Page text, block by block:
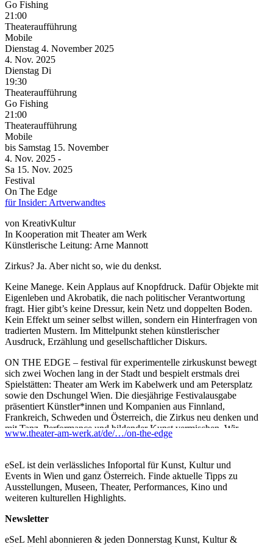
Go Fishing
21:00
Theateraufführung
Mobile
Dienstag 4. November 2025
4. Nov. 2025
Dienstag Di
19:30
Theateraufführung
Go Fishing
21:00
Theateraufführung
Mobile
bis Samstag 15. November
4. Nov. 2025 -
Sa 15. Nov. 2025
Festival
On The Edge
für Insider: Artverwandtes
von KreativKultur
In Kooperation mit Theater am Werk
Künstlerische Leitung: Arne Mannott
Zirkus? Ja. Aber nicht so, wie du denkst.
Keine Manege. Kein Applaus auf Knopfdruck. Dafür Objekte mit
Eigenleben und Akrobatik, die nach politischer Verantwortung
fragt. Hier gibt’s keine Dressur, kein Netz und doppelten Boden.
Kein Effekt um seiner selbst willen, sondern ein Hinterfragen von
tradierten Mustern. Im Mittelpunkt stehen künstlerischer
Ausdruck, Erzählung und gesellschaftlicher Diskurs.
ON THE EDGE – festival für experimentelle zirkuskunst bewegt
sich zwei Wochen lang in der Stadt und bespielt erstmals drei
Spielstätten: Theater am Werk im Kabelwerk und am Petersplatz
sowie den Dschungel Wien. Die diesjährige Festivalausgabe
präsentiert Künstler*innen und Kompanien aus Finnland,
Frankreich, Schweden und Österreich, die Zirkus neu denken und
mit Tanz, Performance und bildender Kunst vermischen. Wir
starten groß und eröffnen ON THE EDGE dieses Jahr mit einer
historischen Geschichte der jüdischen Zirkuskünstlerin Irene
Bento nach dem sozialen Gefüge Zirkus und der Rolle von
Solidarität und Widerstand. Mobile, die zweite
Eröffnungsproduktion, ist ein zeitloser Tanz, ein Moment purer
Künstler Jörg Müller mit und zwischen hängenden, fliegenden
www.theater-am-werk.at/de/…/on-the-edge
eSeL ist dein verlässliches Infoportal für Kunst, Kultur und
Events in Wien und ganz Österreich. Finde aktuelle Tipps zu
Ausstellungen, Museen, Theater, Performances, Kino und
weiteren kulturellen Highlights.
Newsletter
eSeL Mehl abonnieren & jeden Donnerstag Kunst, Kultur &